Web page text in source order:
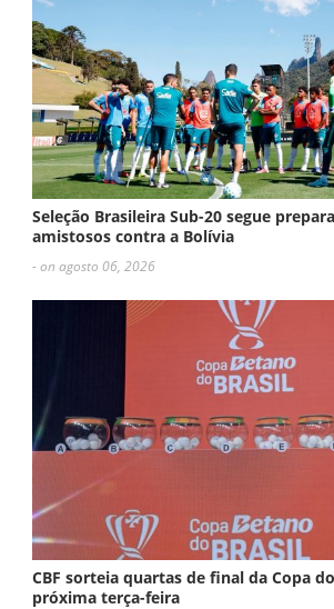
Seleção Brasileira Sub-20 segue
amistosos contra a Bolívia
- on agosto 06, 2026
CBF sorteia quartas de final da Copa
próxima terça-feira